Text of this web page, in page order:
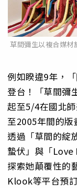
草間彌生以複合媒
例如睽違9年，
登台！「草間彌
起至5/4在國北
至2005年間的版
透過「草間的綻
蟄伏」與「Love
探索她顛覆性的
Klook等平台預